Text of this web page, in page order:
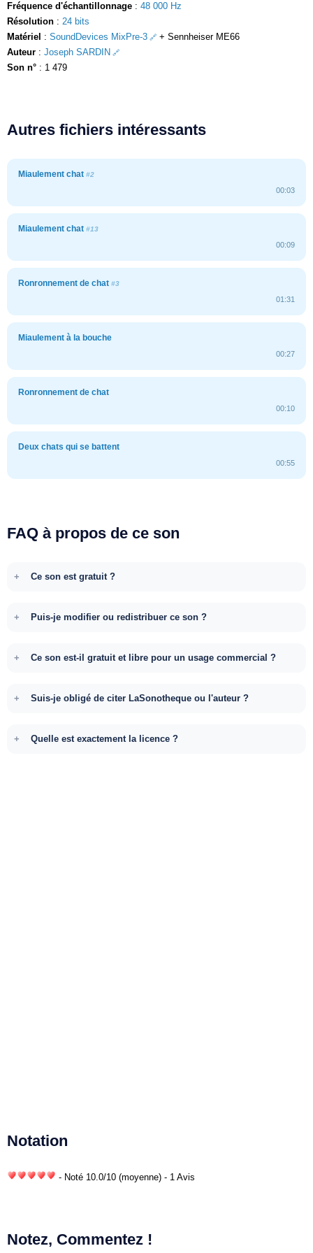
Fréquence d'échantillonnage : 48 000 Hz
Résolution : 24 bits
Matériel : SoundDevices MixPre-3
+ Sennheiser ME66
Auteur : Joseph SARDIN
Son n° : 1 479
Autres fichiers intéressants
Miaulement chat #2
00:03
Miaulement chat #13
00:09
Ronronnement de chat #3
01:31
Miaulement à la bouche
00:27
Ronronnement de chat
00:10
Deux chats qui se battent
00:55
FAQ à propos de ce son
Ce son est gratuit ?
Puis-je modifier ou redistribuer ce son ?
Ce son est-il gratuit et libre pour un usage commercial ?
Suis-je obligé de citer LaSonotheque ou l'auteur ?
Quelle est exactement la licence ?
Notation
- Noté 10.0/10 (moyenne) - 1 Avis
Notez, Commentez !